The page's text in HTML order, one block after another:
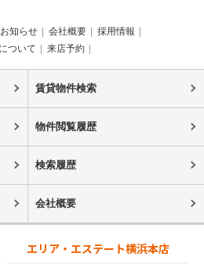
お知らせ 会社概要
採用情報
ついて 来店予約
賃貸物件検索
物件閲覧履歴
検索履歴
会社概要
エリア・エステート横浜本店